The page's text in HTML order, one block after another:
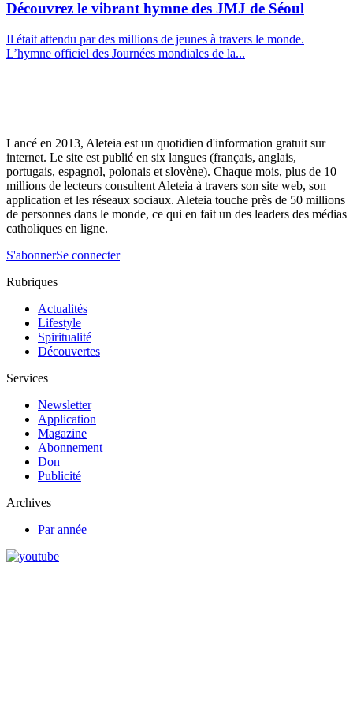
Découvrez le vibrant hymne des JMJ de Séoul
Il était attendu par des millions de jeunes à travers le monde.
L’hymne officiel des Journées mondiales de la...
Lancé en 2013, Aleteia est un quotidien d'information gratuit sur
internet. Le site est publié en six langues (français, anglais,
portugais, espagnol, polonais et slovène). Chaque mois, plus de 10
millions de lecteurs consultent Aleteia à travers son site web, son
application et les réseaux sociaux. Aleteia touche près de 50 millions
de personnes dans le monde, ce qui en fait un des leaders des médias
catholiques en ligne.
S'abonnerSe connecter
Rubriques
Actualités
Lifestyle
Spiritualité
Découvertes
Services
Newsletter
Application
Magazine
Abonnement
Don
Publicité
Archives
Par année